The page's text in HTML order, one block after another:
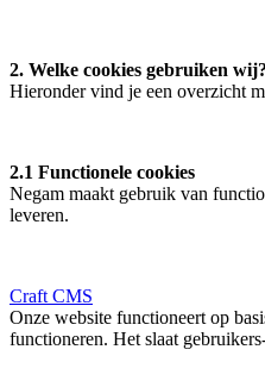
2. Welke cookies gebruiken wij?
Hieronder vind je een overzicht
2.1 Functionele cookies
Negam maakt gebruik van
leveren.
Craft CMS
Onze website functioneert op
functioneren. Het slaat